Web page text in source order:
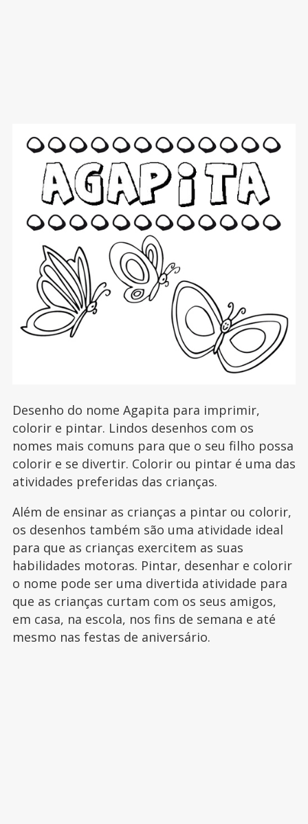
Desenho do nome Agapita para imprimir,
colorir e pintar. Lindos desenhos com os
nomes mais comuns para que o seu filho possa
colorir e se divertir. Colorir ou pintar é uma das
atividades preferidas das crianças.
Além de ensinar as crianças a pintar ou colorir,
os desenhos também são uma atividade ideal
para que as crianças exercitem as suas
habilidades motoras. Pintar, desenhar e colorir
o nome pode ser uma divertida atividade para
que as crianças curtam com os seus amigos,
em casa, na escola, nos fins de semana e até
mesmo nas festas de aniversário.